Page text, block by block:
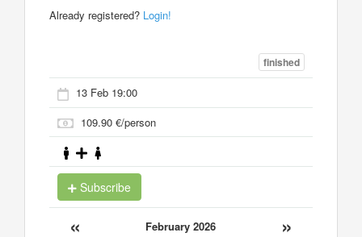
Already registered? Login!
finished
13 Feb 19:00
109.90 €/person
Subscribe
« February 2026 »